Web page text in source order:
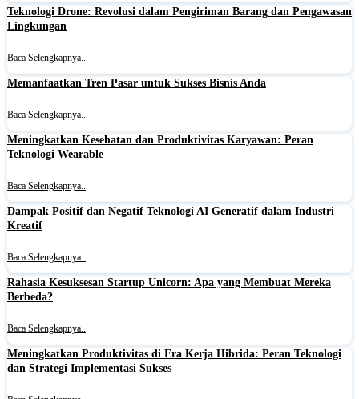
Teknologi Drone: Revolusi dalam Pengiriman Barang dan Pengawasan
Lingkungan
Baca Selengkapnya..
Memanfaatkan Tren Pasar untuk Sukses Bisnis Anda
Baca Selengkapnya..
Meningkatkan Kesehatan dan Produktivitas Karyawan: Peran
Teknologi Wearable
Baca Selengkapnya..
Dampak Positif dan Negatif Teknologi AI Generatif dalam Industri
Kreatif
Baca Selengkapnya..
Rahasia Kesuksesan Startup Unicorn: Apa yang Membuat Mereka
Berbeda?
Baca Selengkapnya..
Meningkatkan Produktivitas di Era Kerja Hibrida: Peran Teknologi
dan Strategi Implementasi Sukses